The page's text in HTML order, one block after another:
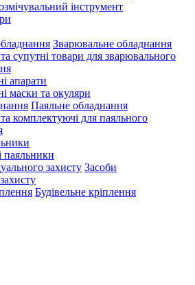
інструмент
Зварювальне обладнання
супутні товари для зварювального
апарати
маски та окуляри
Паяльне обладнання
комплектуючі для паяльного
паяльники
Засоби
Будівельне кріплення